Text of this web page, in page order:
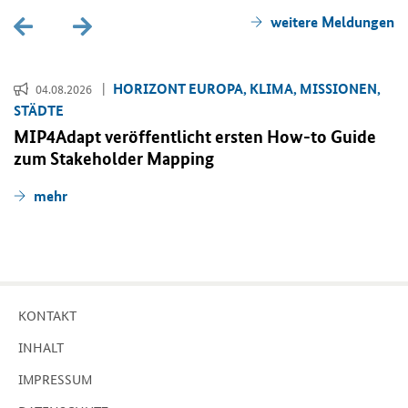
wei­te­re Mel­dun­gen
04.08.2026
HO­RI­ZONT EU­RO­PA, KLIMA, MIS­SIO­NEN,
STÄD­TE
MIP4Adapt ver­öf­fent­licht ers­ten How-to Guide
zum Stakeholder Mapping
mehr
KON­TAKT
IN­HALT
IM­PRES­SUM